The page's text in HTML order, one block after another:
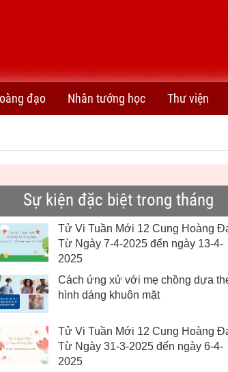
đạo Nhân tướng học Thư viện
Sự kiện đặc biệt trong tháng
Tử Vi Tuần Mới 12 Cung Hoàng
Từ Ngày 7-4-2025 đến ngày 13-4-
2025
Cách ứng xử với mẹ chồng dựa
hình dáng khuôn mặt
Tử Vi Tuần Mới 12 Cung Hoàng
Từ Ngày 31-3-2025 đến ngày 6-4-
2025